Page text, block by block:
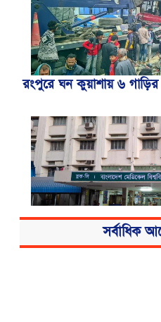
রংপুরে ঘন কুয়াশায় ৬
সর্বাধিক